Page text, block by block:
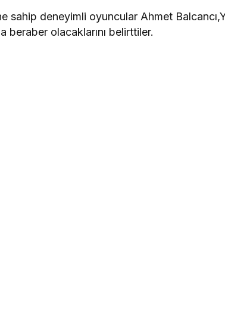
sahip deneyimli oyuncular Ahmet
beraber olacaklarını belirttiler.